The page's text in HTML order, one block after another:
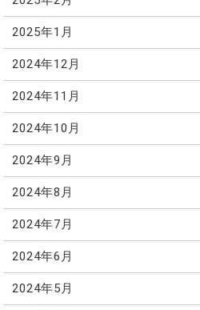
2025年1月
2024年12月
2024年11月
2024年10月
2024年9月
2024年8月
2024年7月
2024年6月
2024年5月